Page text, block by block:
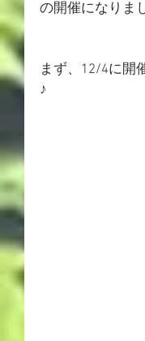
の開催になりま
まず、12/4に開
♪